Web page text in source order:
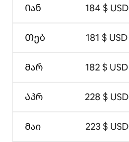
Იან
Თებ
Მარ
Აპრ
Მაი
184 $ USD
181 $ USD
182 $ USD
228 $ USD
223 $ USD